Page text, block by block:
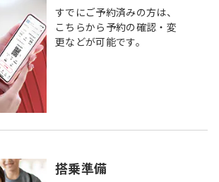
すでにご予約済みの方は、
こちらから予約の確認・変
更などが可能です。
搭乗準備